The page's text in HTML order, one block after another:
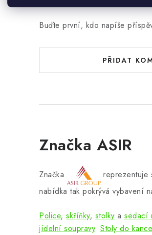
Buďte první, kdo napíše
PŘIDAT
Značka ASIR
Značka
reprezentuje
nabídka tak pokrývá vybavení
Police, skříňky, stolky a sedací
jídelní soupravy. Stoly do